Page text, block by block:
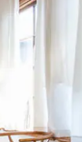
nadol alebo